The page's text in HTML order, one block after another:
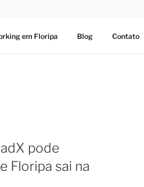
em Floripa Blog Contato
pode
Floripa sai na